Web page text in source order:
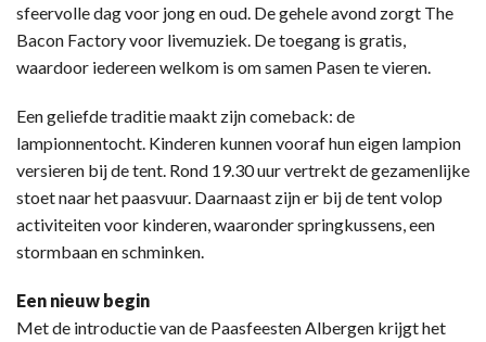
sfeervolle dag voor jong en oud. De gehele avond zorgt The
Bacon Factory voor livemuziek. De toegang is gratis,
waardoor iedereen welkom is om samen Pasen te vieren.
Een geliefde traditie maakt zijn comeback: de
lampionnentocht. Kinderen kunnen vooraf hun eigen lampion
versieren bij de tent. Rond 19.30 uur vertrekt de gezamenlijke
stoet naar het paasvuur. Daarnaast zijn er bij de tent volop
activiteiten voor kinderen, waaronder springkussens, een
stormbaan en schminken.
Een nieuw begin
Met de introductie van de Paasfeesten Albergen krijgt het